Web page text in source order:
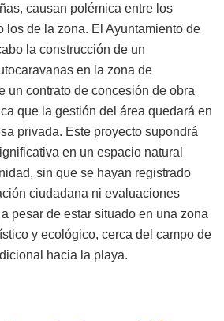
causan polémica entre los
los de la zona. El Ayuntamiento de
la construcción de un
en la zona de
un contrato de concesión de obra
que la gestión del área quedará en
privada. Este proyecto supondrá
en un espacio natural
sin que se hayan registrado
ciudadana ni evaluaciones
pesar de estar situado en una zona
y ecológico, cerca del campo de
hacia la playa.